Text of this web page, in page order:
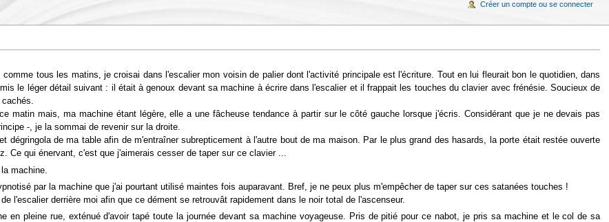
tous les matins, je croisai dans l'escalier mon voisin de palier dont l'activité principale est l'écriture. Tout en lui fleurait bon le quotidien, dans
le léger détail suivant : il était à genoux devant sa machine à écrire dans l'escalier et il frappait les touches du clavier avec frénésie. Soucieux de
mais, ma machine étant légère, elle a une fâcheuse tendance à partir sur le côté gauche lorsque j'écris. Considérant que je ne devais pas
-, je la sommai de revenir sur la droite.
dégringola de ma table afin de m'entraîner subrepticement à l'autre bout de ma maison. Par le plus grand des hasards, la porte était restée ouverte
Ce qui énervant, c'est que j'aimerais cesser de taper sur ce clavier ...
machine.
par la machine que j'ai pourtant utilisé maintes fois auparavant. Bref, je ne peux plus m'empêcher de taper sur ces satanées touches !
l'escalier derrière moi afin que ce dément se retrouvât rapidement dans le noir total de l'ascenseur.
en pleine rue, exténué d'avoir tapé toute la journée devant sa machine voyageuse. Pris de pitié pour ce nabot, je pris sa machine et le col de sa
Créer un compte ou se connecter